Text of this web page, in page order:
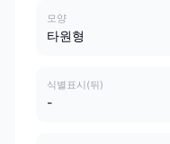
모양
타원형
식별표시(뒤)
-